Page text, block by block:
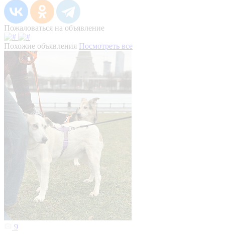
Пожаловаться на объявление
Похожие объявления Посмотреть все
9